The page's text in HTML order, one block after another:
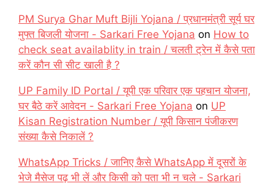
PM Surya Ghar Muft Bijli Yojana / प्रधानमंत्री सूर्य घर
मुफ्त बिजली योजना - Sarkari Free Yojana on How to
check seat availablity in train / चलती ट्रेन में कैसे पता
करें कौन सी सीट खाली है ?
UP Family ID Portal / यूपी एक परिवार एक पहचान योजना,
घर बैठे करें आवेदन - Sarkari Free Yojana on UP
Kisan Registration Number / यूपी किसान पंजीकरण
संख्या कैसे निकालें ?
WhatsApp Tricks / जानिए कैसे WhatsApp में दूसरों के
भेजे मैसेज पढ़ भी लें और किसी को पता भी न चले - Sarkari